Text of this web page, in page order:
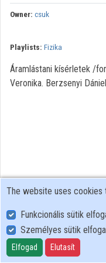
Organization playlists
Owner: csuk
Playlists: Fizika
Áramlástani kísérletek /
Veronika. Berzsenyi
User Policy
Adatkezelési tájékoztató (en)
Cookie Policy
The website uses
Funkcionális sütik
Személyes sütik
Elfogad Elutasít